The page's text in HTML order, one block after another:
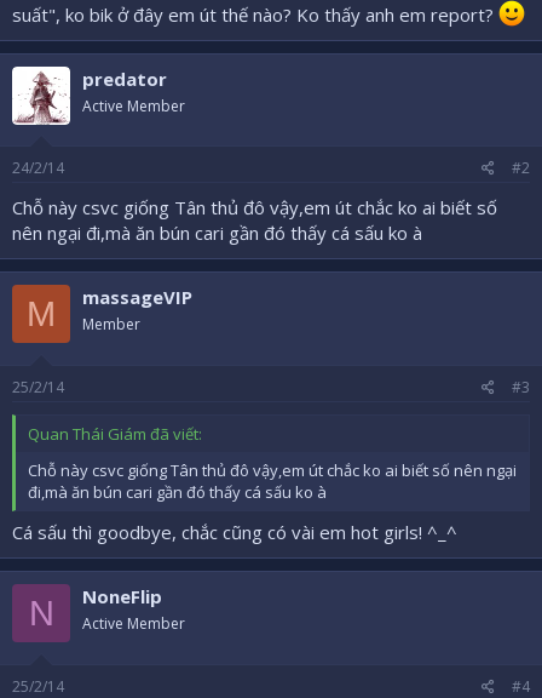
suất", ko bik ở đây em út thế nào? Ko thấy anh em report?
predator
Active Member
24/2/14 #2
Chỗ này csvc giống Tân thủ đô vậy,em út chắc ko ai biết số
nên ngại đi,mà ăn bún cari gần đó thấy cá sấu ko à
M massageVIP
Member
25/2/14 #3
Quan Thái Giám đã viết:
Chỗ này csvc giống Tân thủ đô vậy,em út chắc ko ai biết số nên ngại
đi,mà ăn bún cari gần đó thấy cá sấu ko à
Cá sấu thì goodbye, chắc cũng có vài em hot girls! ^_^
N NoneFlip
Active Member
25/2/14 #4